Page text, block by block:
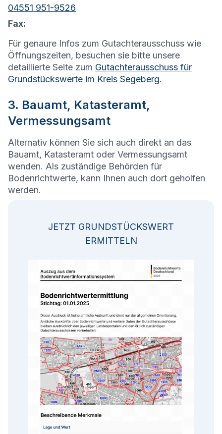
04551 951-9526
Fax:
Für genaure Infos zum Gutachterausschuss wie
Öffnungszeiten, besuchen sie bitte unsere
detaillierte Seite zum Gutachterausschuss für
Grundstückswerte im Kreis Segeberg.
3. Bauamt, Katasteramt,
Vermessungsamt
Alternativ können Sie sich auch direkt an das
Bauamt, Katasteramt oder Vermessungsamt
wenden. Als zuständige Behörden für
Bodenrichtwerte, kann Ihnen auch dort geholfen
werden.
JETZT GRUNDSTÜCKSWERT
ERMITTELN